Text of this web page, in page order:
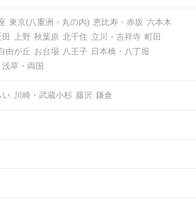
東京(八重洲・丸の内) 恵比寿・赤坂 六本木
上野 秋葉原 北千住 立川・吉祥寺 町田
由が丘 お台場 八王子 日本橋・八丁堀
浅草・両国
い 川崎・武蔵小杉 藤沢 鎌倉